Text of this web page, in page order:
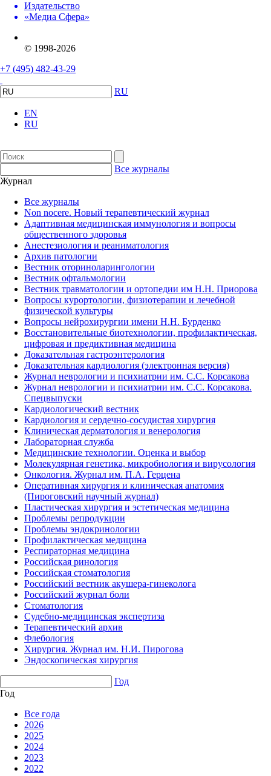
Издательство
«Медиа Сфера»
© 1998-2026
+7 (495) 482-43-29
RU
EN
RU
Все журналы
Журнал
Все журналы
Non nocere. Новый терапевтический журнал
Адаптивная медицинская иммунология и вопросы
общественного здоровья
Анестезиология и реаниматология
Архив патологии
Вестник оториноларингологии
Вестник офтальмологии
Вестник травматологии и ортопедии им Н.Н. Приорова
Вопросы курортологии, физиотерапии и лечебной
физической культуры
Вопросы нейрохирургии имени Н.Н. Бурденко
Восстановительные биотехнологии, профилактическая,
цифровая и предиктивная медицина
Доказательная гастроэнтерология
Доказательная кардиология (электронная версия)
Журнал неврологии и психиатрии им. С.С. Корсакова
Журнал неврологии и психиатрии им. С.С. Корсакова.
Спецвыпуски
Кардиологический вестник
Кардиология и сердечно-сосудистая хирургия
Клиническая дерматология и венерология
Лабораторная служба
Медицинские технологии. Оценка и выбор
Молекулярная генетика, микробиология и вирусология
Онкология. Журнал им. П.А. Герцена
Оперативная хирургия и клиническая анатомия
(Пироговский научный журнал)
Пластическая хирургия и эстетическая медицина
Проблемы репродукции
Проблемы эндокринологии
Профилактическая медицина
Респираторная медицина
Российская ринология
Российская стоматология
Российский вестник акушера-гинеколога
Российский журнал боли
Стоматология
Судебно-медицинская экспертиза
Терапевтический архив
Флебология
Хирургия. Журнал им. Н.И. Пирогова
Эндоскопическая хирургия
Год
Год
Все года
2026
2025
2024
2023
2022